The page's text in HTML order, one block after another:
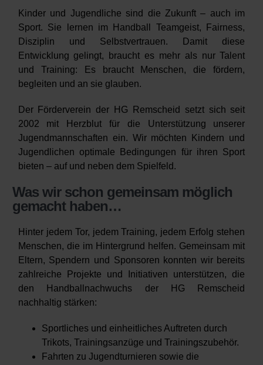
HRW
Kinder und Jugendliche sind die Zukunft – auch im
Sport. Sie lernen im Handball Teamgeist, Fairness,
Disziplin und Selbstvertrauen. Damit diese
Entwicklung gelingt, braucht es mehr als nur Talent
und Training: Es braucht Menschen, die fördern,
begleiten und an sie glauben.
Der Förderverein der HG Remscheid setzt sich seit
2002 mit Herzblut für die Unterstützung unserer
Jugendmannschaften ein. Wir möchten
Kindern und
Jugendlichen optimale Bedingungen für ihren Sport
bieten – auf und neben dem Spielfeld.
Was wir schon gemeinsam möglich
gemacht haben…
Hinter jedem Tor, jedem Training, jedem Erfolg stehen
Menschen, die im Hintergrund helfen. Gemeinsam mit
Eltern, Spendern und Sponsoren konnten wir bereits
zahlreiche Projekte und Initiativen unterstützen, die
den Handballnachwuchs der HG Remscheid
nachhaltig stärken:
Sportliches und einheitliches Auftreten durch
Trikots, Trainingsanzüge und Trainingszubehör.
Fahrten zu Jugendturnieren sowie die